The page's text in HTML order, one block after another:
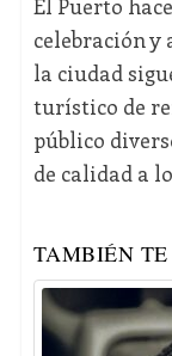
El Puerto
celebración y
la ciudad
turístico de
público
de calidad a
TAMBIÉN TE